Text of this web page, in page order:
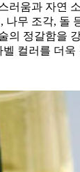
러움과 자연
나무 조각, 돌
의 정갈함을
컬러를 더욱